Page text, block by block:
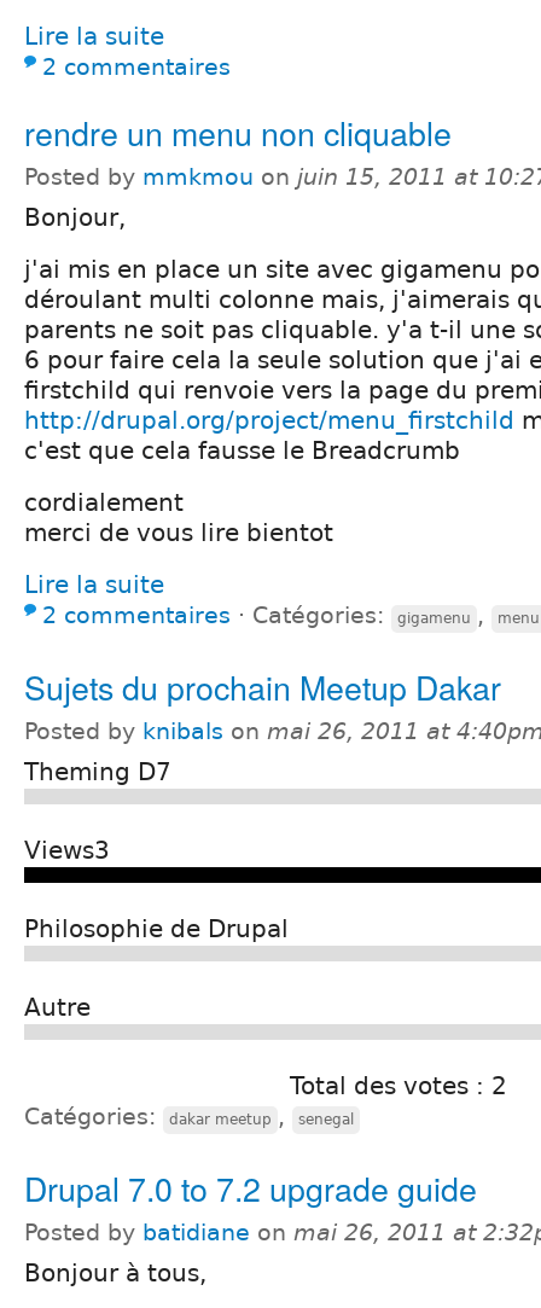
Lire la suite
2 commentaires
rendre un menu non cliquable
Posted by mmkmou on juin 15, 2011 at
Bonjour,
j'ai mis en place un site avec gigamenu
déroulant multi colonne mais, j'aimerais
parents ne soit pas cliquable. y'a t-il une
6 pour faire cela la seule solution que j'ai
firstchild qui renvoie vers la page du
http://drupal.org/project/menu_firstchild
c'est que cela fausse le Breadcrumb
cordialement
merci de vous lire bientot
Lire la suite
2 commentaires ⋅ Catégories: gigamenu , menu
Sujets du prochain Meetup Dakar
Posted by knibals on mai 26, 2011 at
Theming D7
Views3
Philosophie de Drupal
Autre
Total des votes : 2
Catégories: dakar meetup , senegal
Drupal 7.0 to 7.2 upgrade guide
Posted by batidiane on mai 26, 2011 at
Bonjour à tous,